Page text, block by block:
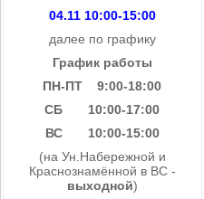
04.11 10:00-15:00
далее по графику
График работы
ПН-ПТ 9:00-18:00
СБ 10:00-17:00
ВС 10:00-15:00
(на Ун.Набережной и
Краснознамённой в ВС -
выходной)